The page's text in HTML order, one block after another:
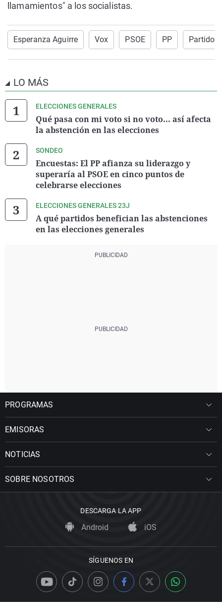
llamamientos" a los socialistas.
Esperanza Aguirre Vox PSOE PP Partido
LO MÁS
ELECCIONES GENERALES
Qué pasa con mi voto si no voto... así afecta
la abstención en las elecciones
SONDEO
Encuestas: El PP afianza su liderazgo y
superaría al PSOE en cinco puntos de
celebrarse elecciones
ELECCIONES GENERALES 23J
A qué partidos benefician las abstenciones
en las elecciones generales
PROGRAMAS
EMISORAS
NOTICIAS
SOBRE NOSOTROS
DESCARGA LA APP
Android iOS
SÍGUENOS EN